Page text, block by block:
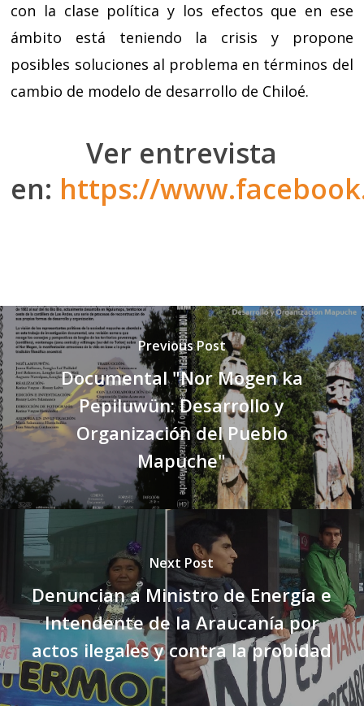
con la clase política y los efectos que en ese
ámbito está teniendo la crisis y propone
posibles soluciones al problema en términos del
cambio de modelo de desarrollo de Chiloé.
Ver entrevista
en: https://
Previous Post
Documental "Nor Mogen ka
Pepiluwün: Desarrollo y
Organización del Pueblo
Mapuche"
Next Post
Denuncian a Ministro de Energía e
Intendente de la Araucanía por
actos ilegales y contra la probidad